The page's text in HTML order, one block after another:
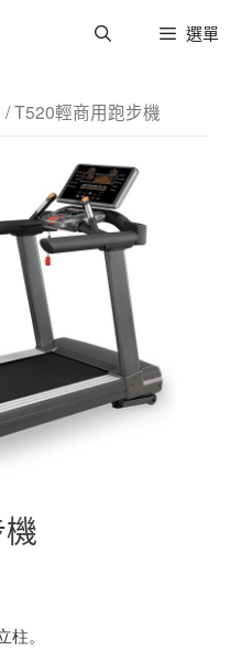
選單
/ T520輕商用跑步機
。